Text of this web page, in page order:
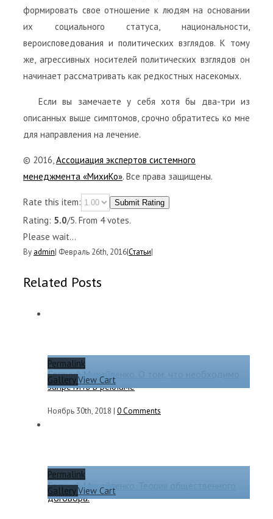
формировать свое отношение к людям на основании
их социального статуса, национальности,
вероисповедования и политических взглядов. К тому
же, агрессивных носителей политических взглядов он
начинает рассматривать как редкостных насекомых.
Если вы замечаете у себя хотя бы два-три из
описанных выше симптомов, срочно обратитесь ко мне
для направления на лечение.
© 2016, Ассоциация экспертов системного
менеджмента «МихиКо». Все права защищены.
Rate this item: Submit Rating
Rating: 5.0/5. From 4 votes.
Please wait...
By admin| Февраль 26th, 2016|Статьи|
Related Posts
Permalink
GalleryView Cart
Евгений Михайленко. О том, что необходимо
запретить в рекламе
Ноябрь 30th, 2018 | 0 Comments
Permalink
GalleryView Cart
Евгений Михайленко. Теория общественного
договора.